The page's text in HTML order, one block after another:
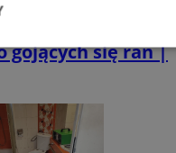
-
gojących się ran |
Targetowanie